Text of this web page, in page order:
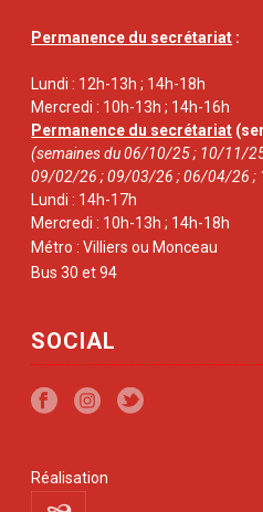
Permanence du secrétariat :
Lundi : 12h-13h ; 14h-18h
Mercredi : 10h-13h ; 14h-16h
Permanence du secrétariat
(semaines du 06/10/25 ; 10/11/
09/02/26 ; 09/03/26 ; 06/04/26 ;
Lundi : 14h-17h
Mercredi : 10h-13h ; 14h-18h
Métro : Villiers ou Monceau
Bus 30 et 94
SOCIAL
Réalisation